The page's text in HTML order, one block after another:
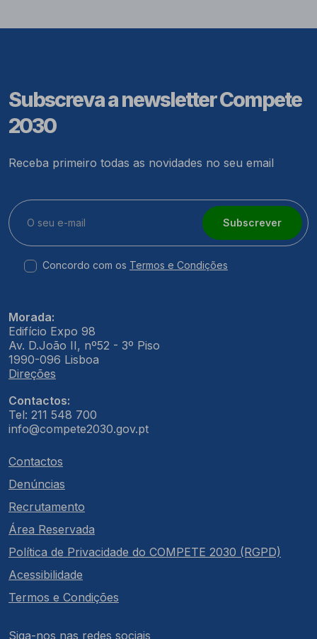
Subscreva a newsletter Compete
2030
Receba primeiro todas as novidades no seu email
Subscrever
Concordo com os Termos e Condições
Morada:
Edifício Expo 98
Av. D.João II, nº52 - 3º Piso
1990-096 Lisboa
Direções
Contactos:
Tel: 211 548 700
info@compete2030.gov.pt
Contactos
Denúncias
Recrutamento
Área Reservada
Política de Privacidade do COMPETE 2030 (RGPD)
Acessibilidade
Termos e Condições
Siga-nos nas redes sociais